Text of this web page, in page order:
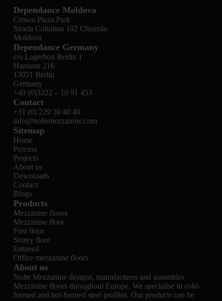
Dependance Moldova
Crown Plaza Park
Strada Columna 102 Chișinău
Moldova
Sitemap
Home
Process
Projects
About us
Downloads
Contact
Blogs
Products
Mezzanine floors
Mezzanine floor
First floor
Storey floor
Entresol
Office mezzanine floors
About us
Nolte Mezzanine designs, manufactures and assembles
Mezzanine floors throughout Europe. We specialise in cold-
formed and hot-formed steel profiles. Our products can be
Dependance Germany
c/o Lagerbox Berlin 1
Hansastr 216
13051 Berlin
Germany
+49 (0)3222 – 10 91 453
Contact
+31 (0) 229 30 40 40
info@noltemezzanine.com